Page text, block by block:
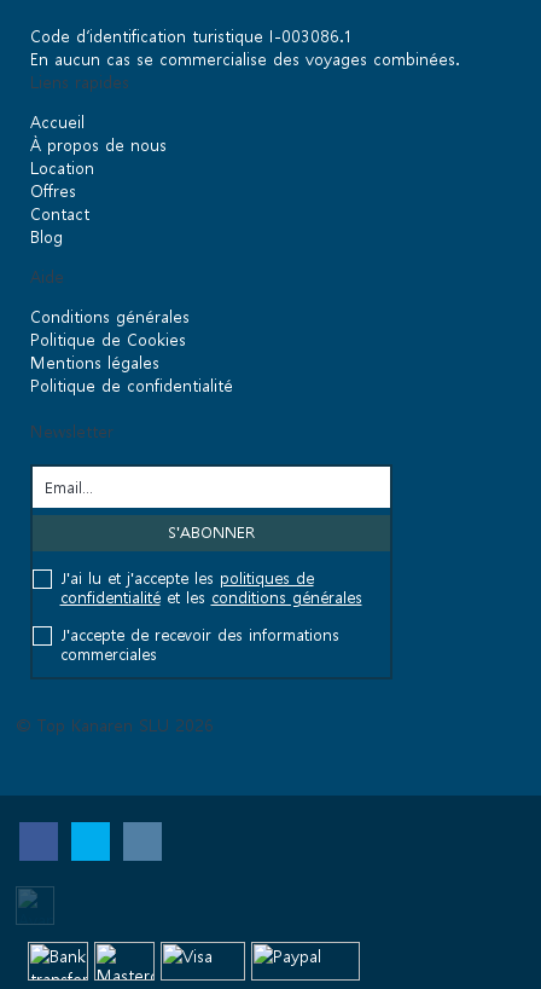
Code d’identification turistique I-003086.1
En aucun cas se commercialise des voyages combinées.
Liens rapides
Accueil
À propos de nous
Location
Offres
Contact
Blog
Aide
Conditions générales
Politique de Cookies
Mentions légales
Politique de confidentialité
Newsletter
J'ai lu et j'accepte les politiques de
confidentialitéet les conditions générales
J'accepte de recevoir des informations
commerciales
© Top Kanaren SLU 2026